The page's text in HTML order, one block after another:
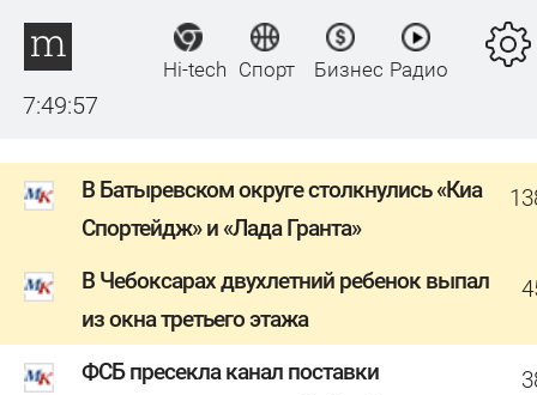
7:49:58
Hi-tech Спорт Бизнес Радио
В Батыревском округе столкнулись «Киа
Спортейдж» и «Лада Гранта»
В Чебоксарах двухлетний ребенок выпал
из окна третьего этажа
ФСБ пресекла канал поставки